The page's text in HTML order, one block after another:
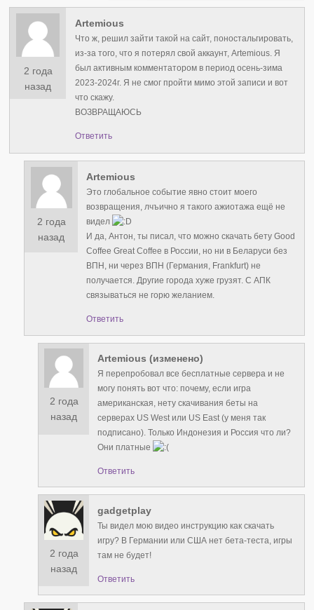
2 года
назад
Artemious
Что ж, решил зайти такой на сайт, поностальгировать,
из-за того, что я потерял свой аккаунт, Artemious. Я
был активным комментатором в период осень-зима
2023-2024г. Я не смог пройти мимо этой записи и вот
что скажу.
ВОЗВРАЩАЮСЬ
Ответить
2 года
назад
Artemious
Это глобальное событие явно стоит моего
возвращения, лчъично я такого ажиотажа ещё не
видел
И да, Антон, ты писал, что можно скачать бету Good
Coffee Great Coffee в России, но ни в Беларуси без
ВПН, ни через ВПН (Германия, Frankfurt) не
получается. Другие города хуже грузят. С АПК
связываться не горю желанием.
Ответить
2 года
назад
Artemious (изменено)
Я перепробовал все бесплатные сервера и не
могу понять вот что: почему, если игра
американская, нету скачивания беты на
серверах US West или US East (у меня так
подписано). Только Индонезия и Россия что ли?
Они платные
Ответить
2 года
назад
gadgetplay
Ты видел мою видео инструкцию как скачать
игру? В Германии или США нет бета-теста, игры
там не будет!
Ответить